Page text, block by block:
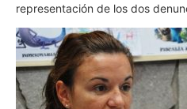
representación de los dos